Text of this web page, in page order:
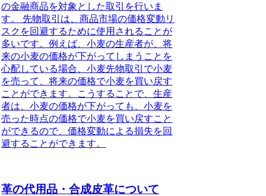
の金融商品を対象とした取引を行いま
す。 先物取引は、商品市場の価格変動リ
スクを回避するために使用されることが
多いです。例えば、小麦の生産者が、将
来の小麦の価格が下がってしまうことを
心配している場合、小麦先物取引で小麦
を売って、将来の価格で小麦を買い戻す
ことができます。こうすることで、生産
者は、小麦の価格が下がっても、小麦を
売った時点の価格で小麦を買い戻すこと
ができるので、価格変動による損失を回
避することができます。
革の代用品・合成皮革について